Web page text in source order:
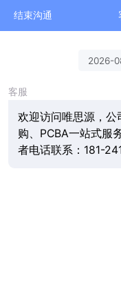
结束沟通
2026-
客服
欢迎访问唯思源，
购、PCBA一站式服
者电话联系：181-